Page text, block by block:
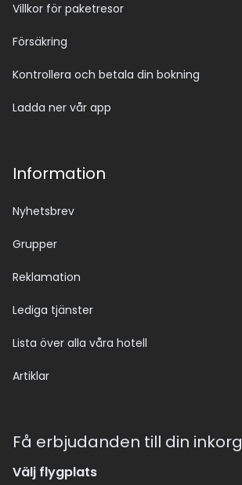
Villkor för paketresor
Försäkring
Kontrollera och betala din bokning
Ladda ner vår app
Information
Nyhetsbrev
Grupper
Reklamation
Lediga tjänster
Lista över alla våra hotell
Artiklar
Få erbjudanden till din inkorg
Välj flygplats